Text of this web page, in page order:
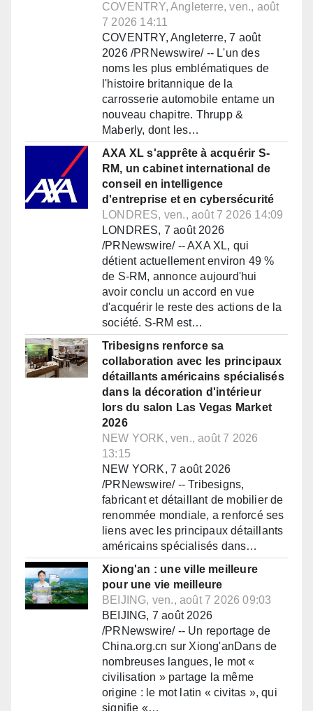
COVENTRY, Angleterre, ven., août
7 2026 14:11
COVENTRY, Angleterre, 7 août
2026 /PRNewswire/ -- L'un des
noms les plus emblématiques de
l'histoire britannique de la
carrosserie automobile entame un
nouveau chapitre. Thrupp &
Maberly, dont les…
AXA XL s'apprête à acquérir S-
RM, un cabinet international de
conseil en intelligence
d'entreprise et en cybersécurité
LONDRES, ven., août 7 2026 14:09
LONDRES, 7 août 2026
/PRNewswire/ -- AXA XL, qui
détient actuellement environ 49 %
de S-RM, annonce aujourd'hui
avoir conclu un accord en vue
d'acquérir le reste des actions de la
société. S-RM est…
Tribesigns renforce sa
collaboration avec les principaux
détaillants américains spécialisés
dans la décoration d'intérieur
lors du salon Las Vegas Market
2026
NEW YORK, ven., août 7 2026
13:15
NEW YORK, 7 août 2026
/PRNewswire/ -- Tribesigns,
fabricant et détaillant de mobilier de
renommée mondiale, a renforcé ses
liens avec les principaux détaillants
américains spécialisés dans…
Xiong'an : une ville meilleure
pour une vie meilleure
BEIJING, ven., août 7 2026 09:03
BEIJING, 7 août 2026
/PRNewswire/ -- Un reportage de
China.org.cn sur Xiong'anDans de
nombreuses langues, le mot «
civilisation » partage la même
origine : le mot latin « civitas », qui
signifie «…